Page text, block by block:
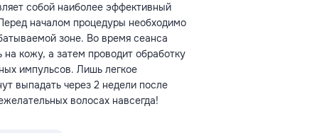
собой наиболее эффективный
началом процедуры необходимо
зоне. Во время сеанса
кожу, а затем проводит обработку
импульсов. Лишь легкое
выпадать через 2 недели после
волосах навсегда!